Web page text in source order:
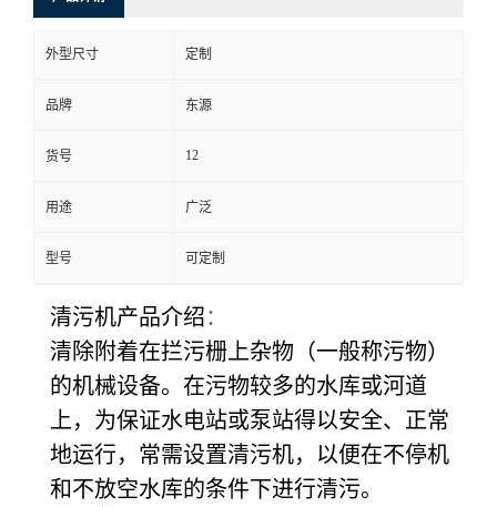
外型尺寸 定制
品牌 东源
货号 12
用途 广泛
型号 可定制
清污机产品介绍：
清除附着在拦污栅上杂物（一般称污物）
的机械设备。在污物较多的水库或河道
上，为保证水电站或泵站得以安全、正常
地运行，常需设置清污机，以便在不停机
和不放空水库的条件下进行清污。